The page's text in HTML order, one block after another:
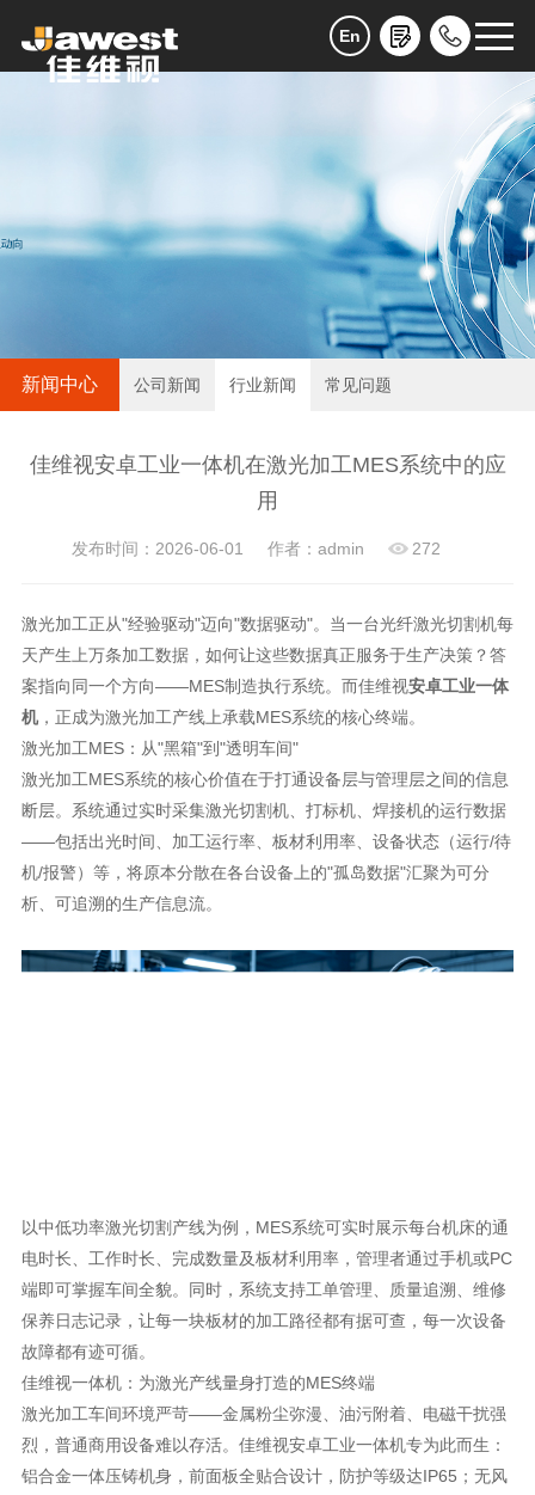
En
新闻中心 公司新闻 行业新闻 常见问题
佳维视安卓工业一体机在激光加工MES系统中的应
用
发布时间：2026-06-01 作者：admin 272
激光加工正从"经验驱动"迈向"数据驱动"。当一台光纤激光切割机每
天产生上万条加工数据，如何让这些数据真正服务于生产决策？答
案指向同一个方向——MES制造执行系统。而佳维视安卓工业一体
机，正成为激光加工产线上承载MES系统的核心终端。
激光加工MES：从"黑箱"到"透明车间"
激光加工MES系统的核心价值在于打通设备层与管理层之间的信息
断层。系统通过实时采集激光切割机、打标机、焊接机的运行数据
——包括出光时间、加工运行率、板材利用率、设备状态（运行/待
机/报警）等，将原本分散在各台设备上的"孤岛数据"汇聚为可分
析、可追溯的生产信息流。
以中低功率激光切割产线为例，MES系统可实时展示每台机床的通
电时长、工作时长、完成数量及板材利用率，管理者通过手机或PC
端即可掌握车间全貌。同时，系统支持工单管理、质量追溯、维修
保养日志记录，让每一块板材的加工路径都有据可查，每一次设备
故障都有迹可循。
佳维视一体机：为激光产线量身打造的MES终端
激光加工车间环境严苛——金属粉尘弥漫、油污附着、电磁干扰强
烈，普通商用设备难以存活。佳维视安卓工业一体机专为此而生：
铝合金一体压铸机身，前面板全贴合设计，防护等级达IP65；无风